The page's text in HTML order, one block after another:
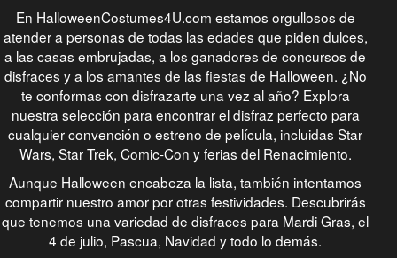
En HalloweenCostumes4U.com estamos orgullosos de
atender a personas de todas las edades que piden dulces,
a las casas embrujadas, a los ganadores de concursos de
disfraces y a los amantes de las fiestas de Halloween. ¿No
te conformas con disfrazarte una vez al año? Explora
nuestra selección para encontrar el disfraz perfecto para
cualquier convención o estreno de película, incluidas Star
Wars, Star Trek, Comic-Con y ferias del Renacimiento.
Aunque Halloween encabeza la lista, también intentamos
compartir nuestro amor por otras festividades. Descubrirás
que tenemos una variedad de disfraces para Mardi Gras, el
4 de julio, Pascua, Navidad y todo lo demás.